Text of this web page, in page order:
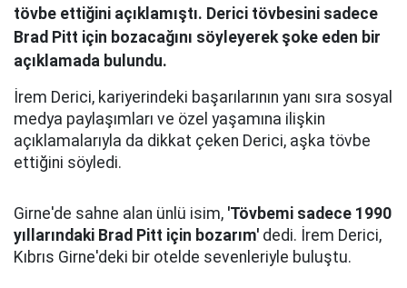
tövbe ettiğini açıklamıştı. Derici tövbesini sadece
Brad Pitt için bozacağını söyleyerek şoke eden bir
açıklamada bulundu.
İrem Derici, kariyerindeki başarılarının yanı sıra sosyal
medya paylaşımları ve özel yaşamına ilişkin
açıklamalarıyla da dikkat çeken Derici, aşka tövbe
ettiğini söyledi.
Girne'de sahne alan ünlü isim, 'Tövbemi sadece 1990
yıllarındaki Brad Pitt için bozarım' dedi. İrem Derici,
Kıbrıs Girne'deki bir otelde sevenleriyle buluştu.